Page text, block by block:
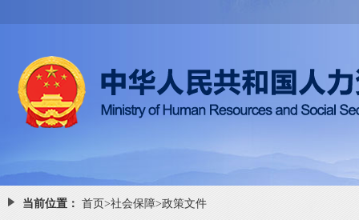
当前位置： 首页>社会保障>政策文件